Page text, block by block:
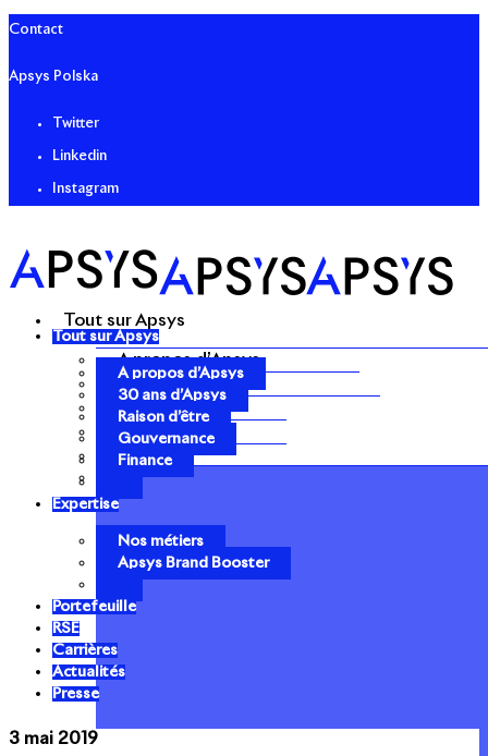
Contact
Apsys Polska
Twitter
Linkedin
Instagram
Tout sur Apsys
A propos d’Apsys
30 ans d’Apsys
Raison d’être
Gouvernance
Finance
Tout sur Apsys
A propos d’Apsys
30 ans d’Apsys
Raison d’être
Gouvernance
Finance
Expertise
Nos métiers
Apsys Brand Booster
Portefeuille
RSE
Carrières
Actualités
Presse
3 mai 2019